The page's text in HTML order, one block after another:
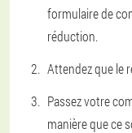
formulaire de
réduction.
Attendez que le
Passez votre
manière que ce